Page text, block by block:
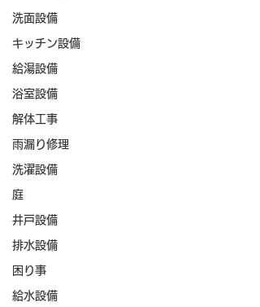
洗面設備
キッチン設備
給湯設備
浴室設備
解体工事
雨漏り修理
洗濯設備
庭
井戸設備
排水設備
困り事
給水設備